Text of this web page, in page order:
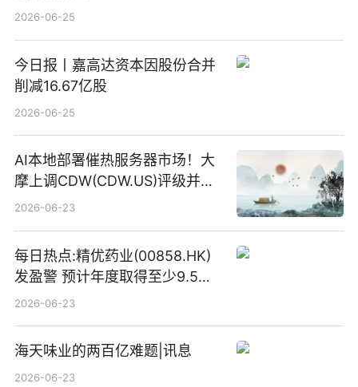
2026-06-25
今日报丨嘉高达资本因股份合并
削减16.67亿股
2026-06-25
AI本地部署催热服务器市场！大
摩上调CDW(CDW.US)评级并看
高IBM(IBM.US)戴尔(DELL.US)
2026-06-23
每日热点:精优药业(00858.HK)
发盈警 预计年度取得至少9.5亿
港元的亏损 同比盈转亏
2026-06-23
海天味业的两百亿难题|讯息
2026-06-23